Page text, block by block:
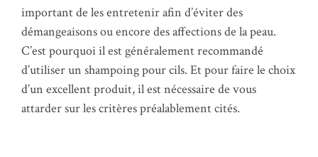
important de les entretenir afin d’éviter des
démangeaisons ou encore des affections de la peau.
C’est pourquoi il est généralement recommandé
d’utiliser un shampoing pour cils. Et pour faire le choix
d’un excellent produit, il est nécessaire de vous
attarder sur les critères préalablement cités.